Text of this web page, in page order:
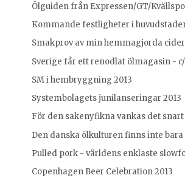
Ölguiden från Expressen/GT/
Kommande festligheter i
Smakprov av min hemmagjorda cider
Sverige får ett renodlat ölmagasin -
SM i hembryggning 2013
Systembolagets junilanseringar 2013
För den sakenyfikna vankas det snart
Den danska ölkulturen finns inte
Pulled pork - världens enklaste
Copenhagen Beer Celebration 2013